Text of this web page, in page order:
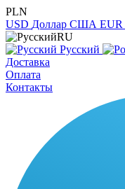
PLN
USD Доллар США EUR
RU
Русский
Доставка
Оплата
Контакты